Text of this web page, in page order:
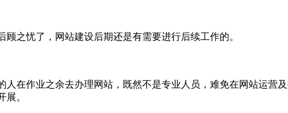
之忧了，网站建设后期还是有需要进行后续工作的。
在作业之余去办理网站，既然不是专业人员，难免在网站运营
。